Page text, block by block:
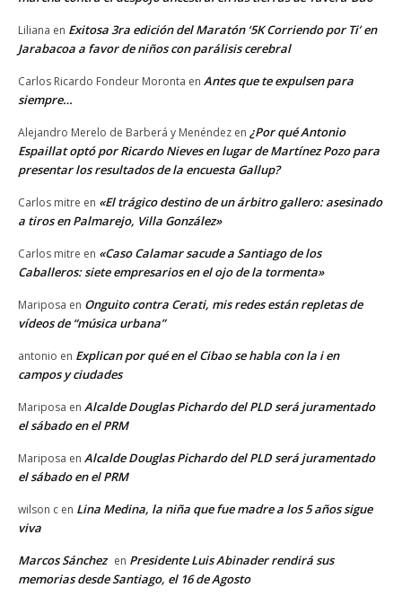
Liliana en Exitosa 3ra edición del Maratón ‘5K Corriendo por Ti’ en
Jarabacoa a favor de niños con parálisis cerebral
Carlos Ricardo Fondeur Moronta en Antes que te expulsen para
siempre…
Alejandro Merelo de Barberá y Menéndez en ¿Por qué Antonio
Espaillat optó por Ricardo Nieves en lugar de Martínez Pozo para
presentar los resultados de la encuesta Gallup?
Carlos mitre en «El trágico destino de un árbitro gallero: asesinado
a tiros en Palmarejo, Villa González»
Carlos mitre en «Caso Calamar sacude a Santiago de los
Caballeros: siete empresarios en el ojo de la tormenta»
Mariposa en Onguito contra Cerati, mis redes están repletas de
vídeos de “música urbana”
antonio en Explican por qué en el Cibao se habla con la i en
campos y ciudades
Mariposa en Alcalde Douglas Pichardo del PLD será juramentado
el sábado en el PRM
Mariposa en Alcalde Douglas Pichardo del PLD será juramentado
el sábado en el PRM
wilson c en Lina Medina, la niña que fue madre a los 5 años sigue
viva
Marcos Sánchez en Presidente Luis Abinader rendirá sus
memorias desde Santiago, el 16 de Agosto